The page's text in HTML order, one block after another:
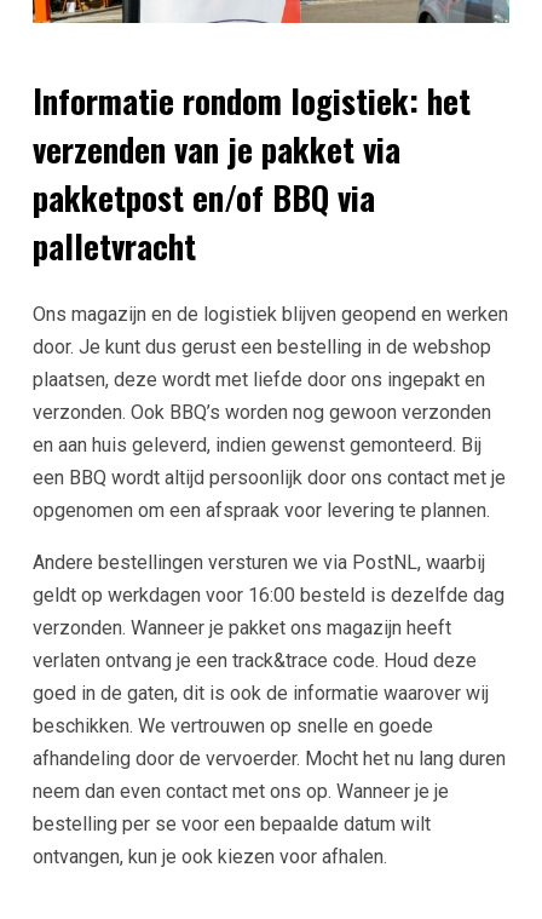
Informatie rondom logistiek: het
verzenden van je pakket via
pakketpost en/of BBQ via
palletvracht
Ons magazijn en de logistiek blijven geopend en werken
door. Je kunt dus gerust een bestelling in de webshop
plaatsen, deze wordt met liefde door ons ingepakt en
verzonden. Ook BBQ’s worden nog gewoon verzonden
en aan huis geleverd, indien gewenst gemonteerd. Bij
een BBQ wordt altijd persoonlijk door ons contact met je
opgenomen om een afspraak voor levering te plannen.
Andere bestellingen versturen we via PostNL, waarbij
geldt op werkdagen voor 16:00 besteld is dezelfde dag
verzonden. Wanneer je pakket ons magazijn heeft
verlaten ontvang je een track&trace code. Houd deze
goed in de gaten, dit is ook de informatie waarover wij
beschikken. We vertrouwen op snelle en goede
afhandeling door de vervoerder. Mocht het nu lang duren
neem dan even contact met ons op. Wanneer je je
bestelling per se voor een bepaalde datum wilt
ontvangen, kun je ook kiezen voor afhalen.